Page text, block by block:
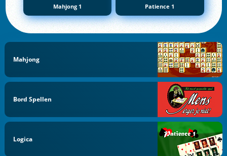
Mahjong 1 Patience 1
Mahjong
Bord Spellen
Logica